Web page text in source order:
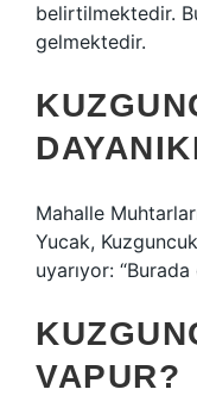
belirtilmektedir.
gelmektedir.
Mahalle
Yucak,
uyarıyor:
VAPUR?